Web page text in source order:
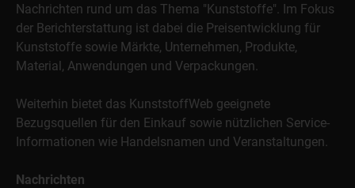
Nachrichten rund um das Thema "Kunststoffe". Im Fokus
der Berichterstattung ist dabei die Preisentwicklung für
Kunststoffe sowie Märkte, Unternehmen, Produkte,
Material, Anwendungen und Verpackungen.
Weiterhin bietet das KunststoffWeb geeignete
Bezugsquellen für den Einkauf sowie nützlichen Service-
Informationen wie Handelsnamen und Veranstaltungen.
Nachrichten